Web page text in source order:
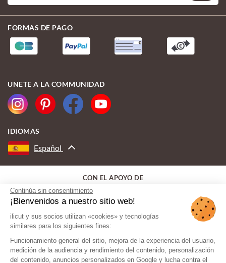
Continúa sin consentimiento
¡Bienvenidos a nuestro sitio web!
ilicut y sus socios utilizan «cookies» y tecnologías
similares para los siguientes fines:
Funcionamiento general del sitio, mejora de la experiencia del usuario,
medición de la audiencia y rendimiento del contenido, personalización
del contenido, anuncios personalizados en Google y lucha contra el
FORMAS DE PAGO
UNETE A LA COMMUNIDAD
IDIOMAS
Español
CON EL APOYO DE